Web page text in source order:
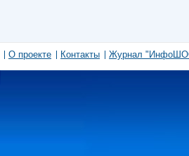
О проекте Контакты Журнал